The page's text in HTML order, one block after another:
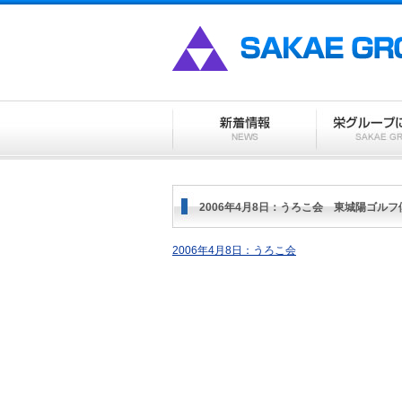
2006年4月8日：うろこ会 東城陽ゴルフ
2006年4月8日：うろこ会